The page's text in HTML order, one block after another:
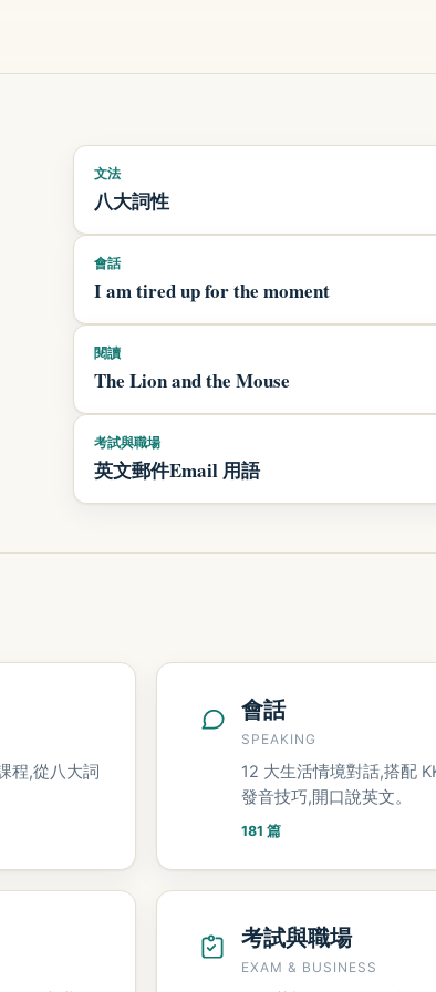
文法
八大詞性
會話
I am tired up for the moment
閱讀
The Lion and the Mouse
考試與職場
英文郵件Email 用語
程,從八大詞
會話
SPEAKING
12 大生活情境對話,搭配
發音技巧,開口說英文。
181 篇
考試與職場
EXAM & BUSINESS